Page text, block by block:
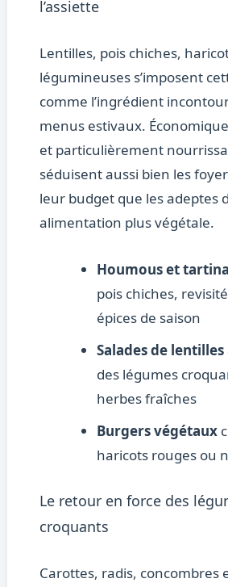
l’assiette
Lentilles, pois chiches,
légumineuses s’imposent
comme l’ingrédient
menus estivaux.
et particulièrement
séduisent aussi bien les
leur budget que les adeptes
alimentation plus végétale.
Houmous et
pois chiches,
épices de saison
Salades de lentilles
des légumes
herbes fraîches
Burgers végétaux
haricots rouges ou
Le retour en force des
croquants
Carottes, radis, concombres